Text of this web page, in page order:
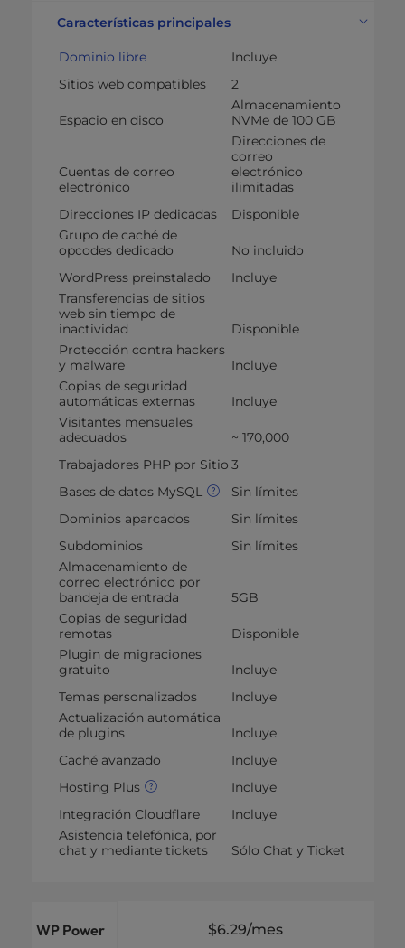
Características principales
Dominio libre
Incluye
Sitios web compatibles
2
Espacio en disco
Almacenamiento
NVMe de 100 GB
Cuentas de correo
electrónico
Direcciones de
correo
electrónico
ilimitadas
Direcciones IP dedicadas
Disponible
Grupo de caché de
opcodes dedicado
No incluido
WordPress preinstalado
Incluye
Transferencias de sitios
web sin tiempo de
inactividad
Disponible
Protección contra hackers
y malware
Incluye
Copias de seguridad
automáticas externas
Incluye
Visitantes mensuales
adecuados
~ 170,000
Trabajadores PHP por Sitio 3
Bases de datos MySQL
Sin límites
Dominios aparcados
Sin límites
Subdominios
Sin límites
Almacenamiento de
correo electrónico por
bandeja de entrada
5GB
Copias de seguridad
remotas
Disponible
Plugin de migraciones
gratuito
Incluye
Temas personalizados
Incluye
Actualización automática
de plugins
Incluye
Caché avanzado
Incluye
Hosting Plus
Incluye
Integración Cloudflare
Incluye
Asistencia telefónica, por
chat y mediante tickets
Sólo Chat y Ticket
WP Power $6.29/mes